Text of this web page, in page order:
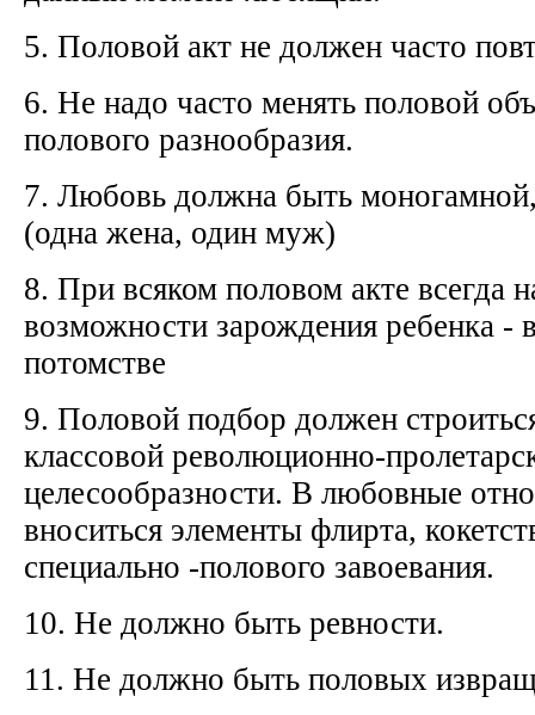
5. Половой акт не должен часто
6. Не надо часто менять половой
полового разнообразия.
7. Любовь должна быть
(одна жена, один муж)
8. При всяком половом акте всегда
возможности зарождения ребенка -
потомстве
9. Половой подбор должен
классовой революционно-
целесообразности. В любовные
вноситься элементы флирта,
специально -полового завоевания.
10. Не должно быть ревности.
11. Не должно быть половых